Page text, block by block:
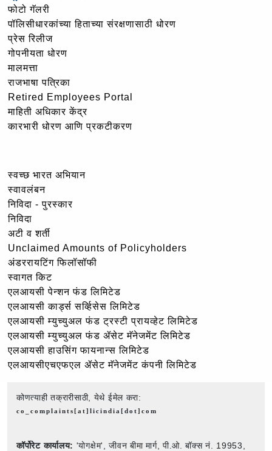
फोटो गॅलरी
पॉलिसीधारकांच्या हिताच्या संरक्षणासाठी धोरण
प्रेस रिलीज
गोपनीयता धोरण
मालमत्ता
राजभाषा पत्रिका
Retired Employees Portal
माहिती अधिकार केंद्र
कारभारी धोरण आणि प्रकटीकरण
स्वच्छ भारत अभियान
स्वावलंबन
निविदा - पुरस्कार
निविदा
अटी व शर्ती
Unclaimed Amounts of Policyholders
अंडररायटिंग फिलॉसॉफी
स्वागत किट
एलआयसी पेन्शन फंड लिमिटेड
एलआयसी कार्ड्स सर्व्हिसेस लिमिटेड
एलआयसी म्युच्युअल फंड ट्रस्टी प्रायव्हेट लिमिटेड
एलआयसी म्युच्युअल फंड ॲसेट मॅनेजमेंट लिमिटेड
एलआयसी हाउसिंग फायनान्स लिमिटेड
एलआयसीएचएफएल ॲसेट मॅनेजमेंट कंपनी लिमिटेड
कोणत्याही तक्रारीसाठी, येथे ईमेल करा:
co_complaints[at]licindia[dot]com
कॉर्पोरेट कार्यालय: 'योगक्षेम', जीवन बीमा मार्ग, पी.ओ. बॉक्स नं. 19953,